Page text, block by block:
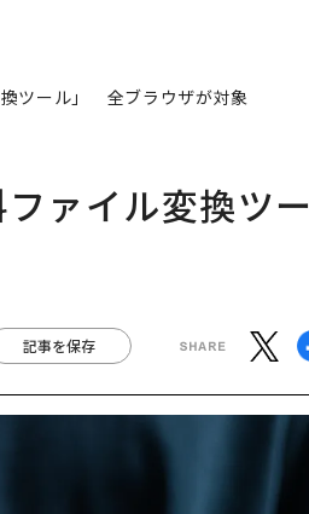
ツール」 全ブラウザが対象
ァイル変換ツー
記事を保存